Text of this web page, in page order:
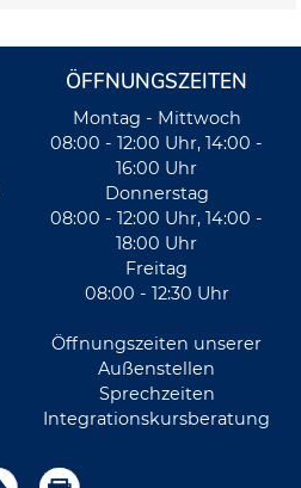
ÖFFNUNGSZEITEN
Montag - Mittwoch
08:00 - 12:00 Uhr, 14:00 -
16:00 Uhr
Donnerstag
08:00 - 12:00 Uhr, 14:00 -
18:00 Uhr
Freitag
08:00 - 12:30 Uhr
Öffnungszeiten unserer
Außenstellen
Sprechzeiten
Integrationskursberatung